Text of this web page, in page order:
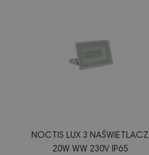
NOCTIS LUX 3 NAŚWIETLACZ
20W WW 230V IP65